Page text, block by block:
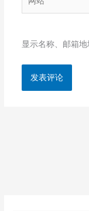
站
显示名称、邮箱